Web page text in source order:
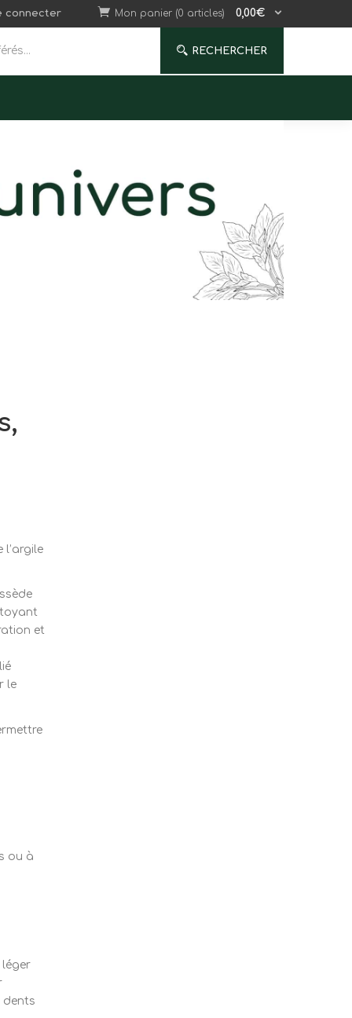
connecter Mon panier (0 articles) 0,00€
RECHERCHER
l’argile
et
le
ou à
léger
dents